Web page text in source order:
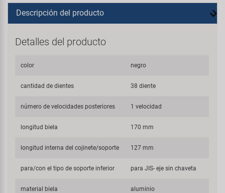
Descripción del producto
Detalles del producto
color negro
cantidad de dientes 38 diente
número de velocidades posteriores 1 velocidad
longitud biela 170 mm
longitud interna del cojinete/soporte 127 mm
para/con el tipo de soporte inferior para JIS- eje sin chaveta
material biela aluminio